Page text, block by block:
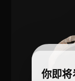
你即